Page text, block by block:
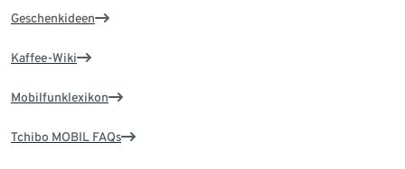
Geschenkideen
Kaffee-Wiki
Mobilfunklexikon
Tchibo MOBIL FAQs